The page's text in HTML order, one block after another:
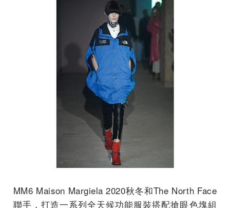
MM6 Maison Margiela 2020秋冬和The North Face
聯手，打造一系列全天候功能服裝搭配搶眼色塊組